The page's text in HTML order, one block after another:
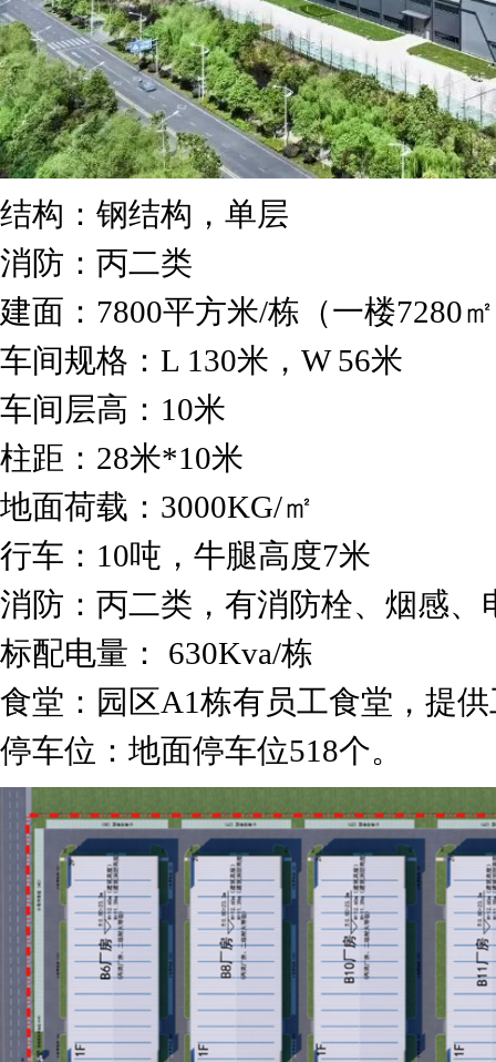
结构：钢结构，单层
消防：丙二类
建面：7800平方米/栋（一楼7280
车间规格：L 130米，W 56米
车间层高：10米
柱距：28米*10米
地面荷载：3000KG/㎡
行车：10吨，牛腿高度7米
消防：丙二类，有消防栓、烟感、
标配电量： 630Kva/栋
食堂：园区A1栋有员工食堂，提
停车位：地面停车位518个。